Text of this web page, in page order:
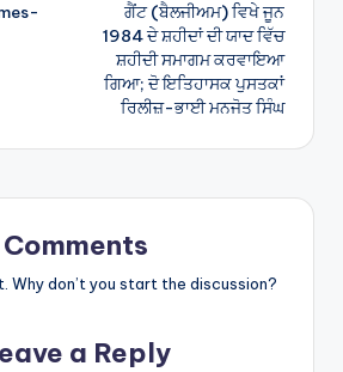
ਗੈਂਟ (ਬੈਲਜੀਅਮ) ਵਿਖੇ ਜੂਨ
1984 ਦੇ ਸ਼ਹੀਦਾਂ ਦੀ ਯਾਦ ਵਿੱਚ
ਸ਼ਹੀਦੀ ਸਮਾਗਮ ਕਰਵਾਇਆ
ਗਿਆ; ਦੋ ਇਤਿਹਾਸਕ ਪੁਸਤਕਾਂ
ਰਿਲੀਜ਼-ਭਾਈ ਮਨਜੋਤ ਸਿੰਘ
Comments
Why don’t you start the discussion?
a Reply